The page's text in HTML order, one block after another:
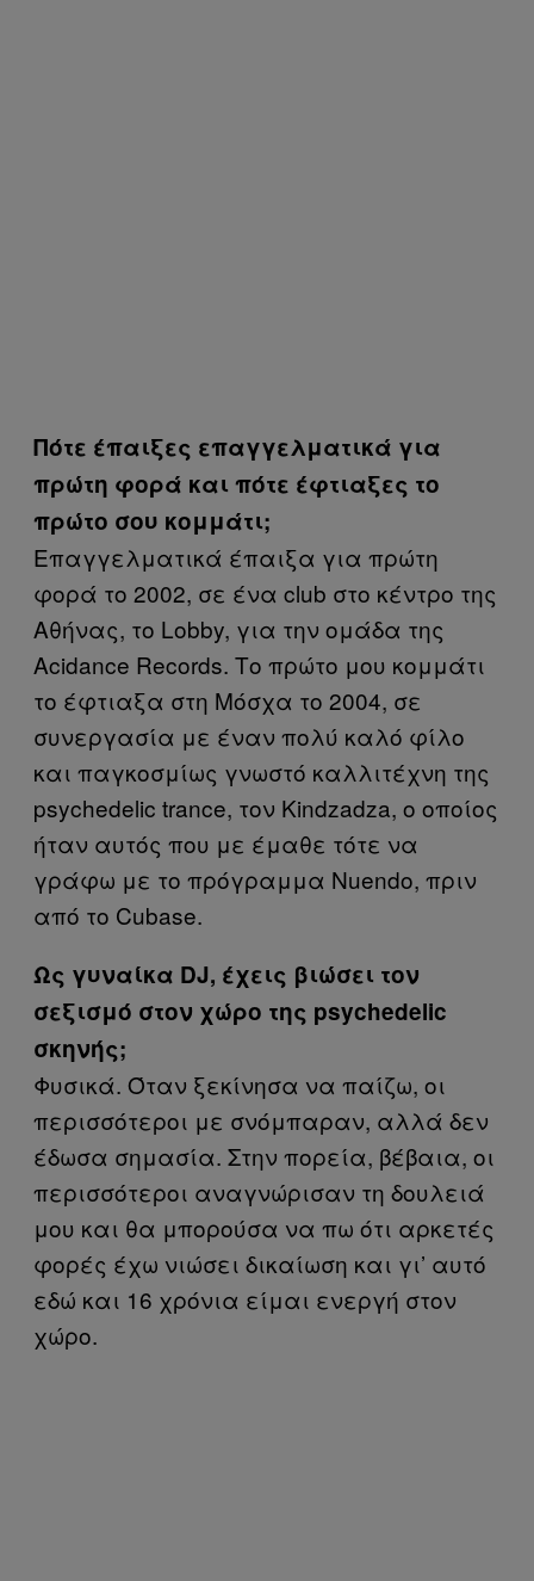
Πότε έπαιξες επαγγελματικά για
πρώτη φορά και πότε έφτιαξες το
πρώτο σου κομμάτι;
Επαγγελματικά έπαιξα για πρώτη
φορά το 2002, σε ένα club στο κέντρο της
Αθήνας, το Lobby, για την ομάδα της
Acidance Records. Το πρώτο μου κομμάτι
το έφτιαξα στη Μόσχα το 2004, σε
συνεργασία με έναν πολύ καλό φίλο
και παγκοσμίως γνωστό καλλιτέχνη της
psychedelic trance, τον Kindzadza, ο οποίος
ήταν αυτός που με έμαθε τότε να
γράφω με το πρόγραμμα Nuendo, πριν
από το Cubase.
Ως γυναίκα DJ, έχεις βιώσει τον
σεξισμό στον χώρο της psychedelic
σκηνής;
Φυσικά. Όταν ξεκίνησα να παίζω, οι
περισσότεροι με σνόμπαραν, αλλά δεν
έδωσα σημασία. Στην πορεία, βέβαια, οι
περισσότεροι αναγνώρισαν τη δουλειά
μου και θα μπορούσα να πω ότι αρκετές
φορές έχω νιώσει δικαίωση και γι’ αυτό
εδώ και 16 χρόνια είμαι ενεργή στον
χώρο.